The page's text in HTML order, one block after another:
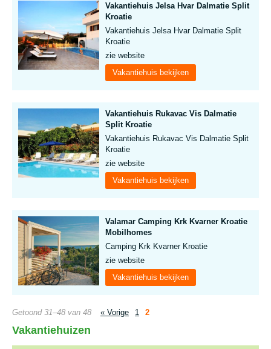
Vakantiehuis Jelsa Hvar Dalmatie Split
Kroatie
Vakantiehuis Jelsa Hvar Dalmatie Split
Kroatie
zie website
Vakantiehuis bekijken
Vakantiehuis Rukavac Vis Dalmatie
Split Kroatie
Vakantiehuis Rukavac Vis Dalmatie Split
Kroatie
zie website
Vakantiehuis bekijken
Valamar Camping Krk Kvarner Kroatie
Mobilhomes
Camping Krk Kvarner Kroatie
zie website
Vakantiehuis bekijken
Getoond 31–48 van 48 « Vorige 1 2
Vakantiehuizen